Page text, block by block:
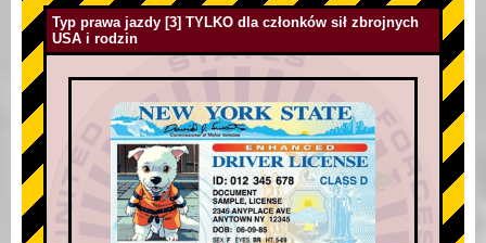
Typ prawa jazdy [3] TYLKO dla członków sił zbrojnych
USA i rodzin